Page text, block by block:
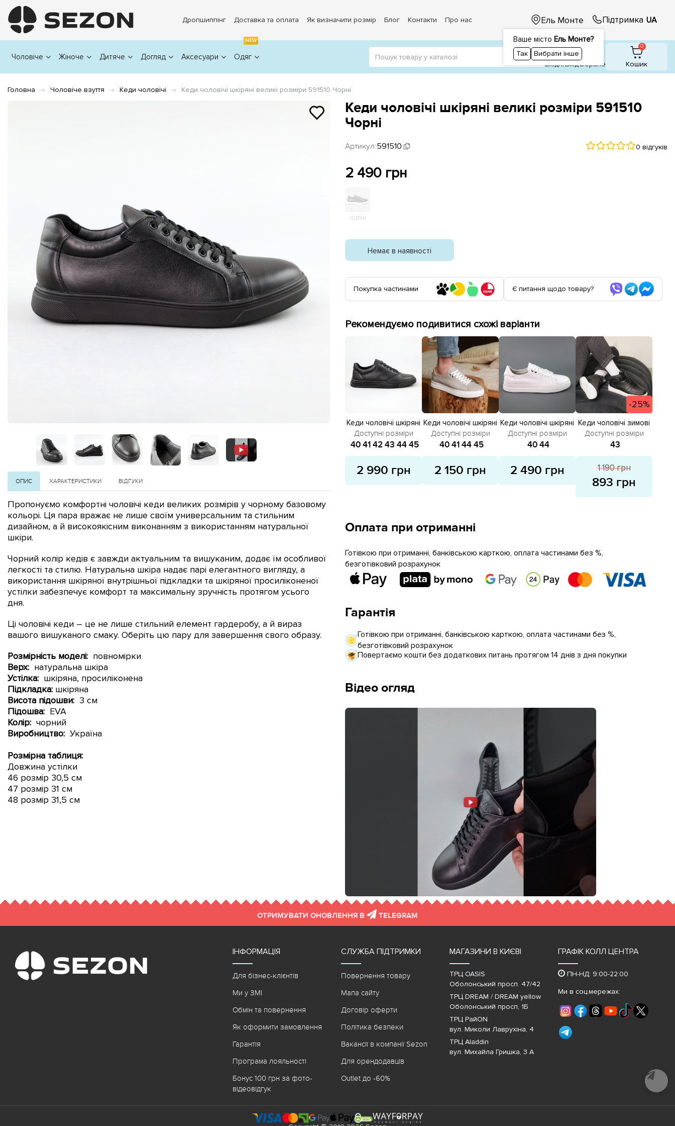
Дропшиппінг Доставка та оплата Як визначити розмір Блог Контакти Про нас Ель Монте
Ваше місто Ель Монте?
Так Вибрати інше
Підтримка UA
Чоловіче Жіноче Дитяче Догляд Аксесуари
NEW
Одяг
1
ВхідніВхiдОбране
0
Кошик
Головна Чоловіче взуття Кеди чоловічі Кеди чоловічі шкіряні великі розміри 591510 Чорні
Кеди чоловічі шкіряні великі розміри 591510
Чорні
Артикул:591510 0 відгуків
2 490 грн
ЧОРНІ
Немає в наявності
Покупка частинами Є питання щодо товару?
Рекомендуємо подивитися схожі варіанти
Кеди чоловічі шкіряні
4S 581934 Чорні
Доступні розміри
40 41 42 43 44 45
2 990 грн
Кеди чоловічі шкіряні
4S 585592 Сірі
Доступні розміри
40 41 44 45
2 150 грн
Кеди чоловічі шкіряні
585636 Білі
Доступні розміри
40 44
2 490 грн
-25%
Кеди чоловічі зимові
587106 Чорні
розпродаж
Доступні розміри
43
1 190 грн
893 грн
Оплата при отриманні
Готівкою при отриманні, банківською карткою, оплата частинами без %,
безготівковий розрахунок
Гарантія
Готівкою при отриманні, банківською карткою, оплата частинами без %,
безготівковий розрахунок
Повертаємо кошти без додаткових питань протягом 14 днів з дня покупки
Відео огляд
ОПИС ХАРАКТЕРИСТИКИ ВІДГУКИ
Пропонуємо комфортні чоловічі кеди великих розмірів у чорному базовому
кольорі. Ця пара вражає не лише своїм универсальним та стильним
дизайном, а й високоякісним виконанням з використанням натуральної
шкіри.
Чорний колір кедів є завжди актуальним та вишуканим, додає їм особливої ​​
легкості та стилю. Натуральна шкіра надає парі елегантного вигляду, а
використання шкіряної внутрішньої підкладки та шкіряної просиліконеної
устілки забезпечує комфорт та максимальну зручність протягом усього
дня.
Ці чоловічі кеди – це не лише стильний елемент гардеробу, а й вираз
вашого вишуканого смаку. Оберіть цю пару для завершення свого образу.
Розмірність моделі: повномірки
Верх: натуральна шкіра
Устілка: шкіряна, просиліконена
Підкладка: шкіряна
Висота підошви: 3 см
Підошва: EVA
Колір: чорний
Виробництво: Україна
Розмірна таблиця:
Довжина устілки
46 розмір 30,5 см
47 розмір 31 см
48 розмір 31,5 см
ОТРИМУВАТИ ОНОВЛЕННЯ В TELEGRAM
ІНФОРМАЦІЯ
Для бізнес-клієнтів
Ми у ЗМІ
Обмін та повернення
Як оформити замовлення
Гарантія
Програма лояльності
Бонус 100 грн за фото-
відеовідгук
СЛУЖБА ПІДТРИМКИ
Повернення товару
Мапа сайту
Договір оферти
Політика безпеки
Вакансії в компанії Sezon
Для орендодавців
Outlet до -60%
МАГАЗИНИ В КИЄВІ
ТРЦ OASIS
Оболонський просп. 47/42
ТРЦ DREAM / DREAM yellow
Оболонський просп, 1Б
ТРЦ РайON
вул. Миколи Лаврухіна, 4
ТРЦ Aladdin
вул. Михайла Гришка, 3 А
ГРАФІК КОЛЛ ЦЕНТРА
ПН-НД: 9:00-22:00
Ми в соц.мережах:
Почати
діалог